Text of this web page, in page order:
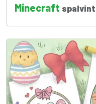
Minecraft